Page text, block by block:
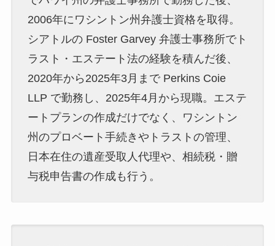
2006年にワシントン州弁護士資格を取得。
シアトルの Foster Garvey 弁護士事務所でト
ラスト・エステート法の経験を積んだ後、
2020年から2025年3月まで Perkins Coie
LLP で勤務し、2025年4月から現職。エステ
ートプランの作成だけでなく、ワシントン
州のプロベート手続きやトラストの管理、
日本在住の遺産受取人代理や、相続税・贈
与税申告書の作成も行う。